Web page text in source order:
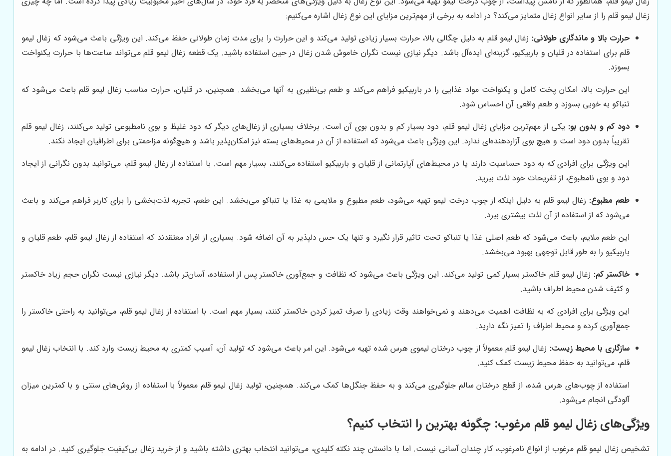
زغال لیمو قلم را از سایر انواع زغال متمایز می‌کند؟ در ادامه به برخی از مهم‌ترین مزایای این نوع زغال اشاره می‌کنیم:
حرارت بالا و ماندگاری طولانی: زغال لیمو قلم به دلیل چگالی بالا، حرارت بسیار زیادی تولید می‌کند و این حرارت را برای مدت زمان طولانی حفظ می‌کند. این ویژگی باعث می‌شود که زغال لیمو
قلم برای استفاده در قلیان و باربیکیو، گزینه‌ای ایده‌آل باشد. دیگر نیازی نیست نگران خاموش شدن زغال در حین استفاده باشید. یک قطعه زغال لیمو قلم می‌تواند ساعت‌ها با حرارت یکنواخت
بسوزد.
این حرارت بالا، امکان پخت کامل و یکنواخت مواد غذایی را در باربیکیو فراهم می‌کند و طعم بی‌نظیری به آنها می‌بخشد. همچنین، در قلیان، حرارت مناسب زغال لیمو قلم باعث می‌شود که
تنباکو به خوبی بسوزد و طعم واقعی آن احساس شود.
دود کم و بدون بو: یکی از مهم‌ترین مزایای زغال لیمو قلم، دود بسیار کم و بدون بوی آن است. برخلاف بسیاری از زغال‌های دیگر که دود غلیظ و بوی نامطبوعی تولید می‌کنند، زغال لیمو قلم
تقریباً بدون دود است و هیچ بوی آزاردهنده‌ای ندارد. این ویژگی باعث می‌شود که استفاده از آن در محیط‌های بسته نیز امکان‌پذیر باشد و هیچ‌گونه مزاحمتی برای اطرافیان ایجاد نکند.
این ویژگی برای افرادی که به دود حساسیت دارند یا در محیط‌های آپارتمانی از قلیان و باربیکیو استفاده می‌کنند، بسیار مهم است. با استفاده از زغال لیمو قلم، می‌توانید بدون نگرانی از ایجاد
دود و بوی نامطبوع، از تفریحات خود لذت ببرید.
طعم مطبوع: زغال لیمو قلم به دلیل اینکه از چوب درخت لیمو تهیه می‌شود، طعم مطبوع و ملایمی به غذا یا تنباکو می‌بخشد. این طعم، تجربه لذت‌بخشی را برای کاربر فراهم می‌کند و باعث
می‌شود که از استفاده از آن لذت بیشتری ببرد.
این طعم ملایم، باعث می‌شود که طعم اصلی غذا یا تنباکو تحت تاثیر قرار نگیرد و تنها یک حس دلپذیر به آن اضافه شود. بسیاری از افراد معتقدند که استفاده از زغال لیمو قلم، طعم قلیان و
باربیکیو را به طور قابل توجهی بهبود می‌بخشد.
خاکستر کم: زغال لیمو قلم خاکستر بسیار کمی تولید می‌کند. این ویژگی باعث می‌شود که نظافت و جمع‌آوری خاکستر پس از استفاده، آسان‌تر باشد. دیگر نیازی نیست نگران حجم زیاد خاکستر
و کثیف شدن محیط اطراف باشید.
این ویژگی برای افرادی که به نظافت اهمیت می‌دهند و نمی‌خواهند وقت زیادی را صرف تمیز کردن خاکستر کنند، بسیار مهم است. با استفاده از زغال لیمو قلم، می‌توانید به راحتی خاکستر را
جمع‌آوری کرده و محیط اطراف را تمیز نگه دارید.
سازگاری با محیط زیست: زغال لیمو قلم معمولاً از چوب درختان لیموی هرس شده تهیه می‌شود. این امر باعث می‌شود که تولید آن، آسیب کمتری به محیط زیست وارد کند. با انتخاب زغال لیمو
قلم، می‌توانید به حفظ محیط زیست کمک کنید.
استفاده از چوب‌های هرس شده، از قطع درختان سالم جلوگیری می‌کند و به حفظ جنگل‌ها کمک می‌کند. همچنین، تولید زغال لیمو قلم معمولاً با استفاده از روش‌های سنتی و با کمترین میزان
آلودگی انجام می‌شود.
ویژگی‌های زغال لیمو قلم مرغوب: چگونه بهترین را انتخاب کنیم؟
تشخیص زغال لیمو قلم مرغوب از انواع نامرغوب، کار چندان آسانی نیست. اما با دانستن چند نکته کلیدی، می‌توانید انتخاب بهتری داشته باشید و از خرید زغال بی‌کیفیت جلوگیری کنید. در ادامه به